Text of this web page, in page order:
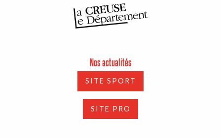
Nos actualités
SITE SPORT
SITE PRO